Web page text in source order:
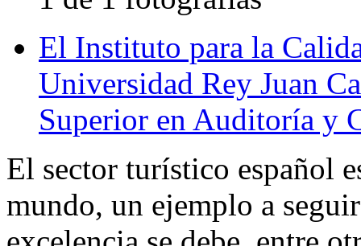
El Instituto para la
Universidad Rey Juan
Superior en Auditoría y
El sector turístico español
mundo, un ejemplo a